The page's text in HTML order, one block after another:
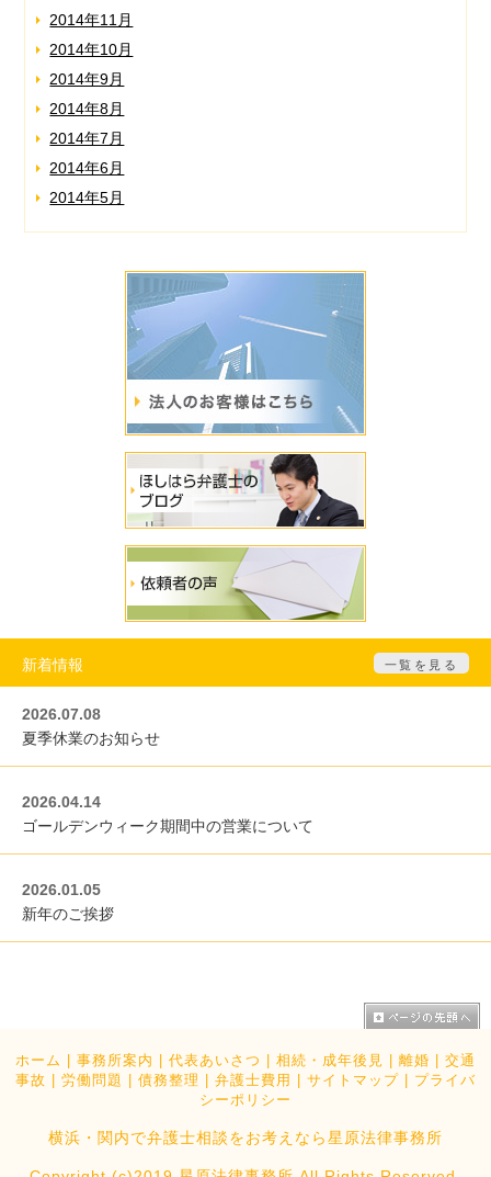
2014年11月
2014年10月
2014年9月
2014年8月
2014年7月
2014年6月
2014年5月
新着情報 一覧を見る
2026.07.08
夏季休業のお知らせ
2026.04.14
ゴールデンウィーク期間中の営業について
2026.01.05
新年のご挨拶
ホーム 事務所案内 代表あいさつ 相続・成年後見 離婚
交通
事故
労働問題 債務整理 弁護士費用 サイトマップ
プライバ
シーポリシー
横浜・関内で弁護士相談をお考えなら星原法律事務所